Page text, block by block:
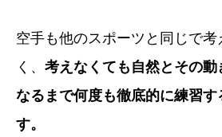
空手も他のスポーツと同じで
く、 考えなくても自然とその動
なるまで何度も徹底的に練習
す。